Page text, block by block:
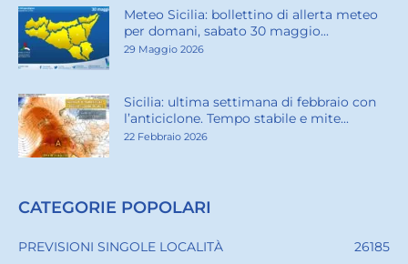
Meteo Sicilia: bollettino di allerta meteo
per domani, sabato 30 maggio...
29 Maggio 2026
Sicilia: ultima settimana di febbraio con
l’anticiclone. Tempo stabile e mite...
22 Febbraio 2026
CATEGORIE POPOLARI
PREVISIONI SINGOLE LOCALITÀ
26185